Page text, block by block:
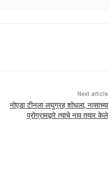
Next article
नोएडा टीनला लघुग्रह शोधला, नासाच्या
प्रोग्रामद्वारे त्याचे नाव तयार केले